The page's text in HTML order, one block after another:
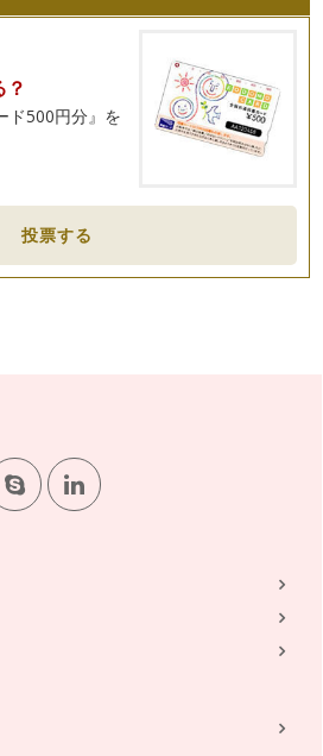
ーヒーの味の違い
物。どれも温度によっておいしく感
ます。 …
によるコーヒーの味の違い
水・硬水・水道水・ミネラルウォー
ります。 …
ヒーノキ」から採れます。 名前がび
のま…
ることがあり…
る効能ご紹介！
て良いの？
もたちがコーヒーゼリーを食べた時
。 …
とはありません。良い所もいっぱい
ド500円分』を
投票する